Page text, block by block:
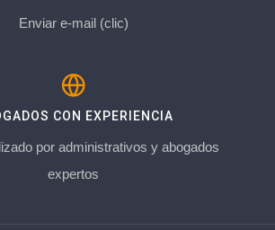
Enviar e-mail (clic)
CON EXPERIENCIA
por administrativos y abogados
expertos